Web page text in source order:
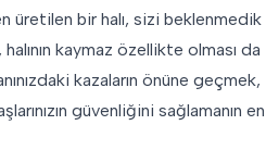
üretilen bir halı, sizi beklenmedik
kaymaz özellikte olması da
kazaların önüne geçmek,
güvenliğini sağlamanın en